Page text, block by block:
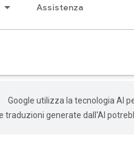
Assistenza
Google utilizza la tecnologia AI
traduzioni generate dall'AI